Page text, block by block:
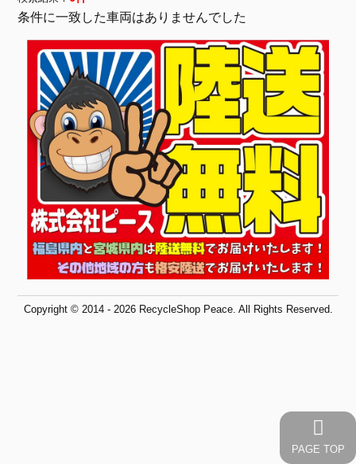
条件に一致した車両はありませんでした
Copyright © 2014 - 2026 RecycleShop Peace. All Rights Reserved.